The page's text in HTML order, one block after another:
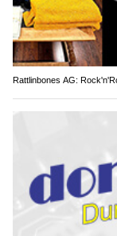
Rattlinbones AG: